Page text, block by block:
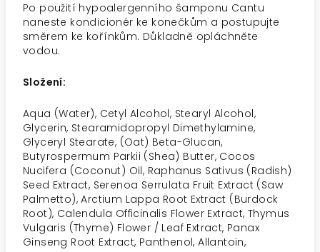
Po použití hypoalergenního šamponu Cantu
naneste kondicionér ke konečkům a postupujte
směrem ke kořínkům. Důkladně opláchněte
vodou.
Složení:
Aqua (Water), Cetyl Alcohol, Stearyl Alcohol,
Glycerin, Stearamidopropyl Dimethylamine,
Glyceryl Stearate, (Oat) Beta-Glucan,
Butyrospermum Parkii (Shea) Butter, Cocos
Nucifera (Coconut) Oil, Raphanus Sativus (Radish)
Seed Extract, Serenoa Serrulata Fruit Extract (Saw
Palmetto), Arctium Lappa Root Extract (Burdock
Root), Calendula Officinalis Flower Extract, Thymus
Vulgaris (Thyme) Flower / Leaf Extract, Panax
Ginseng Root Extract, Panthenol, Allantoin,